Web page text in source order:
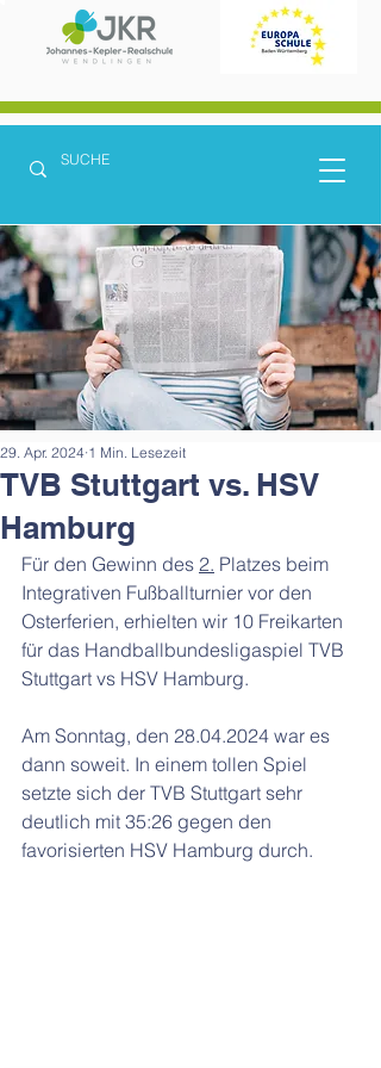
TVB Stuttgart vs. HSV
Hamburg
29. Apr. 2024 1 Min. Lesezeit
Für den Gewinn des 2. Platzes beim
Integrativen Fußballturnier vor den
Osterferien, erhielten wir 10 Freikarten
für das Handballbundesligaspiel TVB
Stuttgart vs HSV Hamburg.
Am Sonntag, den 28.04.2024 war es
dann soweit. In einem tollen Spiel
setzte sich der TVB Stuttgart sehr
deutlich mit 35:26 gegen den
favorisierten HSV Hamburg durch.